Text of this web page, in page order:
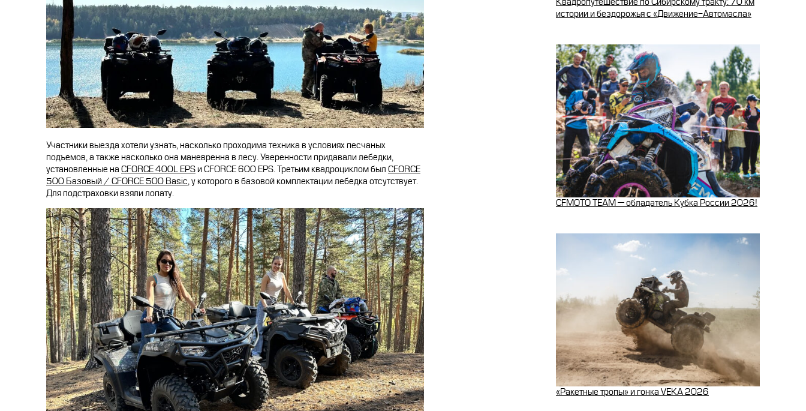
СТАТЬ ПОСТАВЩИКОМ
Участники выезда хотели узнать, насколько проходима техника в условиях песчаных
подъёмов, а также насколько она маневренна в лесу. Уверенности придавали лебёдки,
установленные на CFORCE 400L EPSи CFORCE 600 EPS. Третьим квадроциклом был CFORCE
500 Базовый / CFORCE 500 Basic, у которого в базовой комплектации лебёдка отсутствует.
Для подстраховки взяли лопату.
Квадропутешествие по Сибирскому тракту: 70 км
истории и бездорожья с «Движение-Автомасла»
CFMOTO TEAM — обладатель Кубка России 2026!
«Ракетные тропы» и гонка VEKA 2026